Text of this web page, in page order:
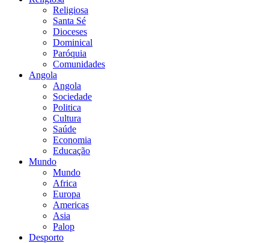
Religiosa
Santa Sé
Dioceses
Dominical
Paróquia
Comunidades
Angola
Angola
Sociedade
Politica
Cultura
Saúde
Economia
Educação
Mundo
Mundo
Africa
Europa
Americas
Asia
Palop
Desporto